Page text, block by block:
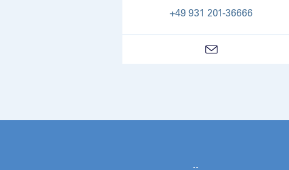
+49 931 201-36666